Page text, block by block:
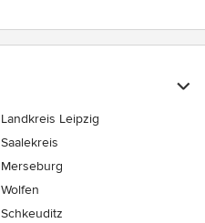
Landkreis Leipzig
Saalekreis
Merseburg
Wolfen
Schkeuditz